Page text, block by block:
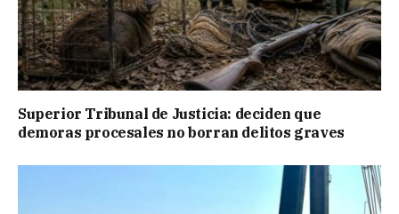
Superior Tribunal de Justicia: deciden que
demoras procesales no borran delitos graves